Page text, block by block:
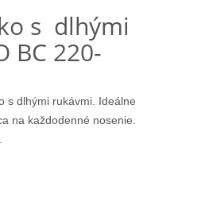
s dlhými
BС 220-
s dlhými rukávmi. Ideálne
na každodenné nosenie.